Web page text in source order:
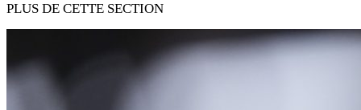
PLUS DE CETTE SECTION